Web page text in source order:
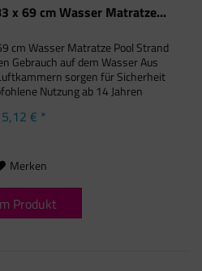
x 69 cm Wasser Matratze...
cm Wasser Matratze Pool Strand
Gebrauch auf dem Wasser Aus
sorgen für Sicherheit
Nutzung ab 14 Jahren
€ *
Merken
Produkt